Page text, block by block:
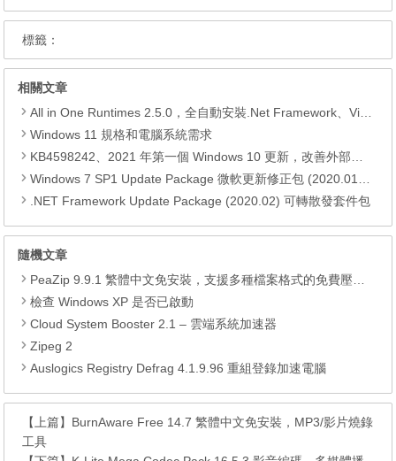
標籤：
相關文章
All in One Runtimes 2.5.0，全自動安裝.Net Framework、Visual C++、DirectX、Flash Player、JRE
Windows 11 規格和電腦系統需求
KB4598242、2021 年第一個 Windows 10 更新，改善外部裝置安全性、解決HTTPS安全漏洞、印表機呼叫(RPC)漏洞
Windows 7 SP1 Update Package 微軟更新修正包 (2020.01月份)
.NET Framework Update Package (2020.02) 可轉散發套件包
隨機文章
PeaZip 9.9.1 繁體中文免安裝，支援多種檔案格式的免費壓縮工具
檢查 Windows XP 是否已啟動
Cloud System Booster 2.1 – 雲端系統加速器
Zipeg 2
Auslogics Registry Defrag 4.1.9.96 重組登錄加速電腦
【上篇】 BurnAware Free 14.7 繁體中文免安裝，MP3/影片燒錄
工具